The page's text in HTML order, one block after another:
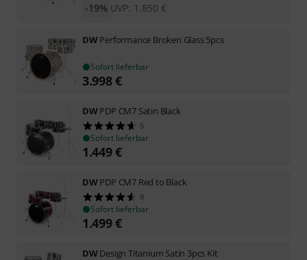
UVP: 1.850 €
-19%
DWPerformance Broken Glass 5pcs
Sofort lieferbar
3.998€
DWPDP CM7 Satin Black
5
Sofort lieferbar
1.449€
DWPDP CM7 Red to Black
9
Sofort lieferbar
1.499€
DWDesign Titanium Satin 3pcs Kit